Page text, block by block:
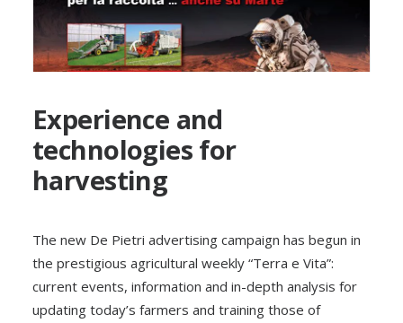
Experience and
technologies for
harvesting
The new De Pietri advertising campaign has begun in
the prestigious agricultural weekly “Terra e Vita”:
current events, information and in-depth analysis for
updating today’s farmers and training those of